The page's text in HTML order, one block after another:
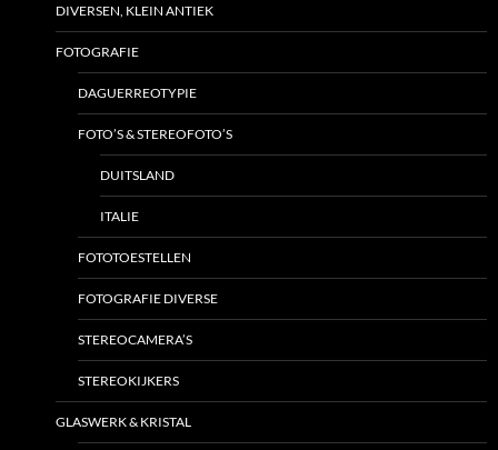
DIVERSEN, KLEIN ANTIEK
FOTOGRAFIE
DAGUERREOTYPIE
FOTO’S & STEREOFOTO’S
DUITSLAND
ITALIE
FOTOTOESTELLEN
FOTOGRAFIE DIVERSE
STEREOCAMERA’S
STEREOKIJKERS
GLASWERK & KRISTAL